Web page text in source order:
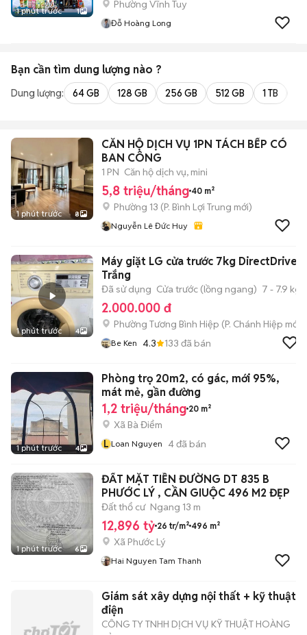
1 phút trước 1
Phường Vĩnh Tuy
Đỗ Hoàng Long
Bạn cần tìm dung lượng nào ?
Dung lượng: 64 GB 128 GB 256 GB 512 GB 1 TB
1 phút trước 8
CĂN HỘ DỊCH VỤ 1PN TÁCH BẾP CÓ
BAN CÔNG
1 PN Căn hộ dịch vụ, mini
5,8 triệu/tháng 40 m²
Phường 13 (P. Bình Lợi Trung mới)
Nguyễn Lê Đức Huy
1 phút trước 4
Máy giặt LG cửa trước 7kg DirectDrive
Trắng
Đã sử dụng Cửa trước (lồng ngang) 7 - 7.9 kg
2.000.000 đ
Phường Tương Bình Hiệp (P. Chánh Hiệp mới)
Be Ken 4.3 133 đã bán
1 phút trước 4
Phòng trọ 20m2, có gác, mới 95%,
mát mẻ, gần đường
1,2 triệu/tháng 20 m²
Xã Bà Điểm
L Loan Nguyen 4đã bán
1 phút trước 6
ĐẤT MẶT TIỀN ĐƯỜNG DT 835 B
PHƯỚC LÝ , CẦN GIUỘC 496 M2 ĐẸP
Đất thổ cư Ngang 13 m
12,896 tỷ 26 tr/m² 496 m²
Xã Phước Lý
Hai Nguyen Tam Thanh
Giám sát xây dựng nội thất + kỹ thuật
điện
CÔNG TY TNHH DỊCH VỤ KỸ THUẬT HOÀNG